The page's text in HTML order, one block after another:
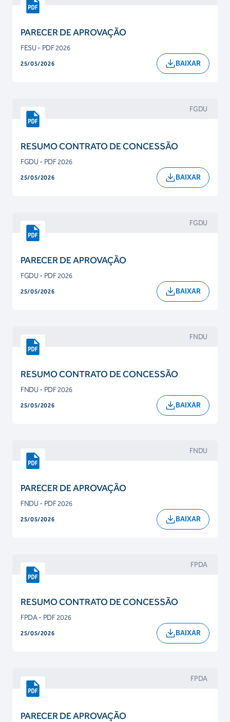
PARECER DE APROVAÇÃO
FESU - PDF 2026
25/05/2026 BAIXAR
FGDU
RESUMO CONTRATO DE CONCESSÃO
FGDU - PDF 2026
25/05/2026 BAIXAR
FGDU
PARECER DE APROVAÇÃO
FGDU - PDF 2026
25/05/2026 BAIXAR
FNDU
RESUMO CONTRATO DE CONCESSÃO
FNDU - PDF 2026
25/05/2026 BAIXAR
FNDU
PARECER DE APROVAÇÃO
FNDU - PDF 2026
25/05/2026 BAIXAR
FPDA
RESUMO CONTRATO DE CONCESSÃO
FPDA - PDF 2026
25/05/2026 BAIXAR
FPDA
PARECER DE APROVAÇÃO